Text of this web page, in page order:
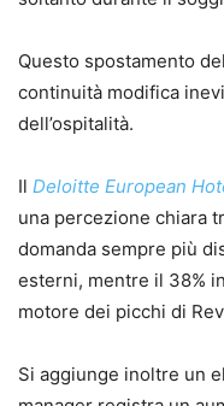
Questo spostamento
continuità modifica
dell’ospitalità.
Il Deloitte European
una percezione chiara
domanda sempre più
esterni, mentre il 38%
motore dei picchi di
Si aggiunge inoltre un